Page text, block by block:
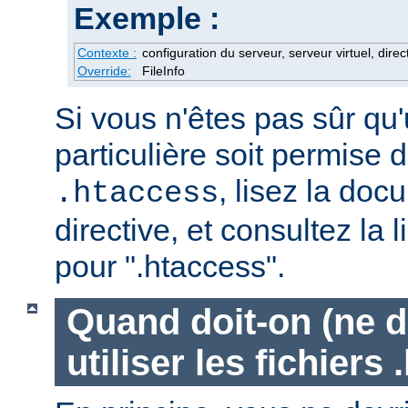
Exemple :
Contexte : configuration du serveur, serveur virtuel,
Override:
FileInfo
Si vous n'êtes pas sûr
particulière soit permise
.htaccess, lisez la
directive, et consultez la
pour ".htaccess".
Quand doit-on (ne
utiliser les fichiers